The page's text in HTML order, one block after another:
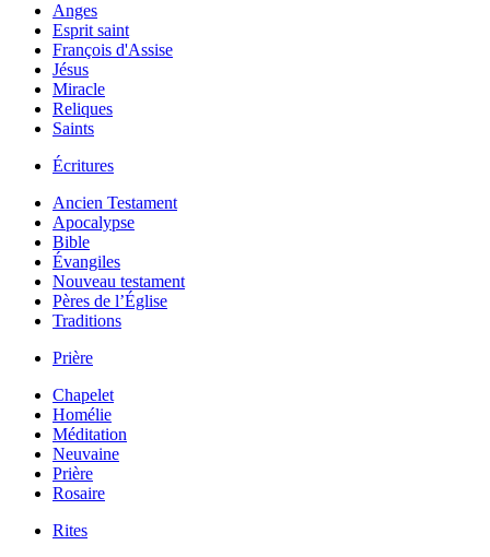
Anges
Esprit saint
François d'Assise
Jésus
Miracle
Reliques
Saints
Écritures
Ancien Testament
Apocalypse
Bible
Évangiles
Nouveau testament
Pères de l’Église
Traditions
Prière
Chapelet
Homélie
Méditation
Neuvaine
Prière
Rosaire
Rites